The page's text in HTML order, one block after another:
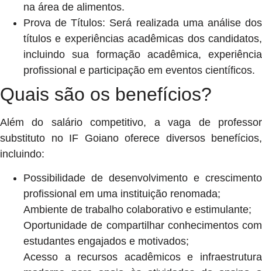
na área de alimentos.
Prova de Títulos: Será realizada uma análise dos
títulos e experiências acadêmicas dos candidatos,
incluindo sua formação acadêmica, experiência
profissional e participação em eventos científicos.
Quais são os benefícios?
Além do salário competitivo, a vaga de professor
substituto no IF Goiano oferece diversos benefícios,
incluindo:
Possibilidade de desenvolvimento e crescimento
profissional em uma instituição renomada;
Ambiente de trabalho colaborativo e estimulante;
Oportunidade de compartilhar conhecimentos com
estudantes engajados e motivados;
Acesso a recursos acadêmicos e infraestrutura